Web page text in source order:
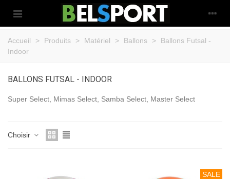
Accueil > Produits > Matériel > Ballons >
Ballons Futsal -
Indoor
BALLONS FUTSAL - INDOOR
Super Select, Mimas Select, Samba Select, Master Select
Choisir
SALE